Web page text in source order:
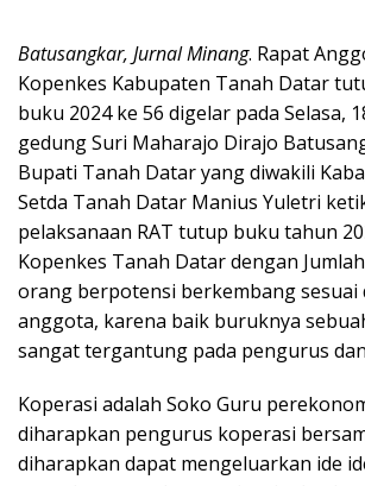
Batusangkar, Jurnal Minang. Rapat
Kopenkes Kabupaten Tanah Datar
buku 2024 ke 56 digelar pada Selasa,
gedung Suri Maharajo Dirajo
Bupati Tanah Datar yang diwakili
Setda Tanah Datar Manius Yuletri
pelaksanaan RAT tutup buku tahun
Kopenkes Tanah Datar dengan
orang berpotensi berkembang sesuai
anggota, karena baik buruknya
sangat tergantung pada pengurus
Koperasi adalah Soko Guru
diharapkan pengurus koperasi
diharapkan dapat mengeluarkan ide